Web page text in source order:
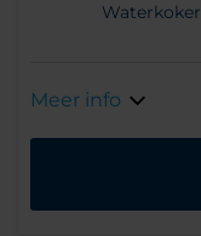
Waterkoker
Meer info